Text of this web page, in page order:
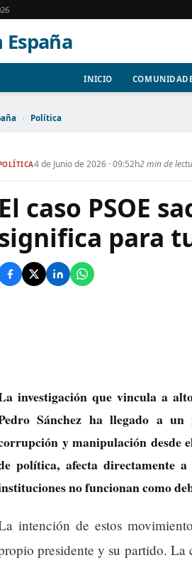
España
INICIO
› Política
4 de Junio de 2026 · 09:52h2 min de
El caso PSOE
para
investigación que vincula a
Sánchez ha llegado a
y manipulación desde
política, afecta directamente
no funcionan como
intención de estos
presidente y su partido. La